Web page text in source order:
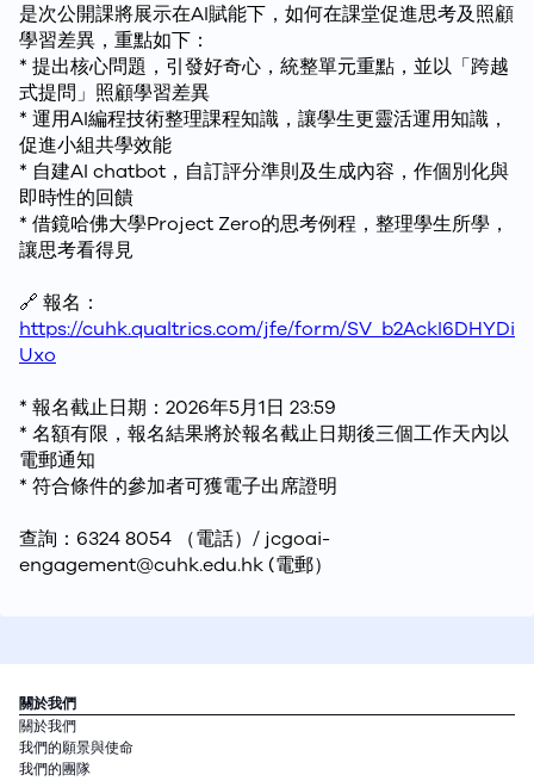
是次公開課將展示在AI賦能下，如何在課堂促進思考及照顧
學習差異，重點如下：
* 提出核心問題，引發好奇心，統整單元重點，並以「跨越
式提問」照顧學習差異
* 運用AI編程技術整理課程知識，讓學生更靈活運用知識，
促進小組共學效能
* 自建AI chatbot，自訂評分準則及生成內容，作個別化與
即時性的回饋
* 借鏡哈佛大學Project Zero的思考例程，整理學生所學，
讓思考看得見
🔗 報名：
https://cuhk.qualtrics.com/jfe/form/SV_b2AckI6DHYDi
Uxo
* 報名截止日期：2026年5月1日 23:59
* 名額有限，報名結果將於報名截止日期後三個工作天內以
電郵通知
* 符合條件的參加者可獲電子出席證明
查詢：6324 8054 （電話）/ jcgoai-
engagement@cuhk.edu.hk (電郵）
關於我們
關於我們
我們的願景與使命
我們的團隊